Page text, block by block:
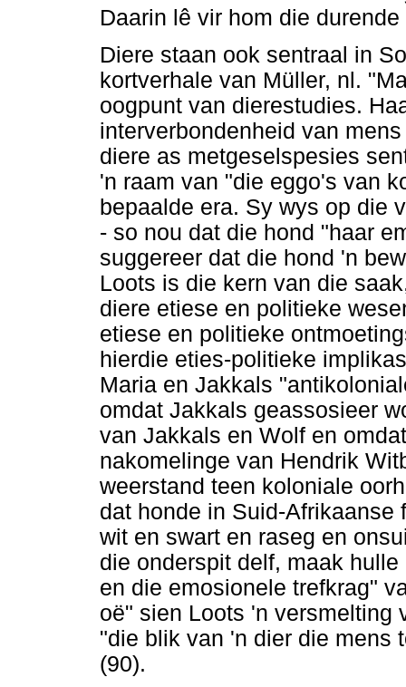
Daarin lê vir hom die
Diere staan ook sentraal in
kortverhale van Müller, nl.
oogpunt van dierestudies.
interverbondenheid van
diere as metgeselspesies
'n raam van "die eggo's van
bepaalde era. Sy wys op die
- so nou dat die hond "haar
suggereer dat die hond 'n
Loots is die kern van die
diere etiese en politieke
etiese en politieke
hierdie eties-politieke
Maria en Jakkals
omdat Jakkals geassosieer
van Jakkals en Wolf en
nakomelinge van Hendrik
weerstand teen koloniale
dat honde in Suid-
wit en swart en raseg en
die onderspit delf, maak
en die emosionele trefkrag"
oë" sien Loots 'n versmelting
"die blik van 'n dier die mens
(90).